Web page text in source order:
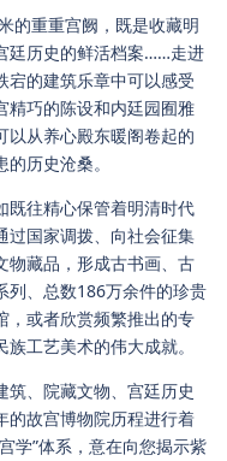
的重重宫阙，既是收藏明
廷历史的鲜活档案……走进
宕的建筑乐章中可以感受
精巧的陈设和内廷园囿雅
以从养心殿东暖阁卷起的
历史沧桑。
既往精心保管着明清时代
过国家调拨、向社会征集
物藏品，形成古书画、古
列、总数186万余件的珍贵
，或者欣赏频繁推出的专
工艺美术的伟大成就。
筑、院藏文物、宫廷历史
的故宫博物院历程进行着
学”体系，意在向您揭示紫